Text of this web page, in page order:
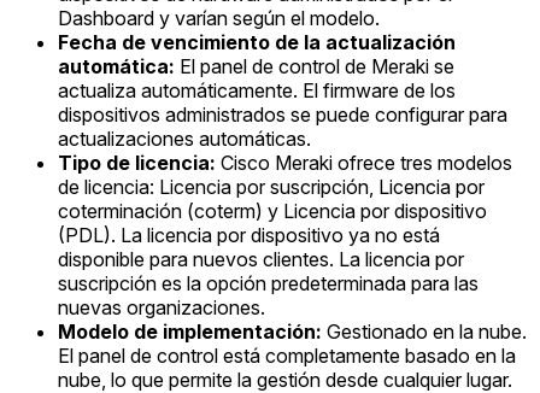
Dashboard y varían según el modelo.
Fecha de vencimiento de la actualización
automática: El panel de control de Meraki se
actualiza automáticamente. El firmware de los
dispositivos administrados se puede configurar para
actualizaciones automáticas.
Tipo de licencia: Cisco Meraki ofrece tres modelos
de licencia: Licencia por suscripción, Licencia por
coterminación (coterm) y Licencia por dispositivo
(PDL). La licencia por dispositivo ya no está
disponible para nuevos clientes. La licencia por
suscripción es la opción predeterminada para las
nuevas organizaciones.
Modelo de implementación: Gestionado en la nube.
El panel de control está completamente basado en la
nube, lo que permite la gestión desde cualquier lugar.